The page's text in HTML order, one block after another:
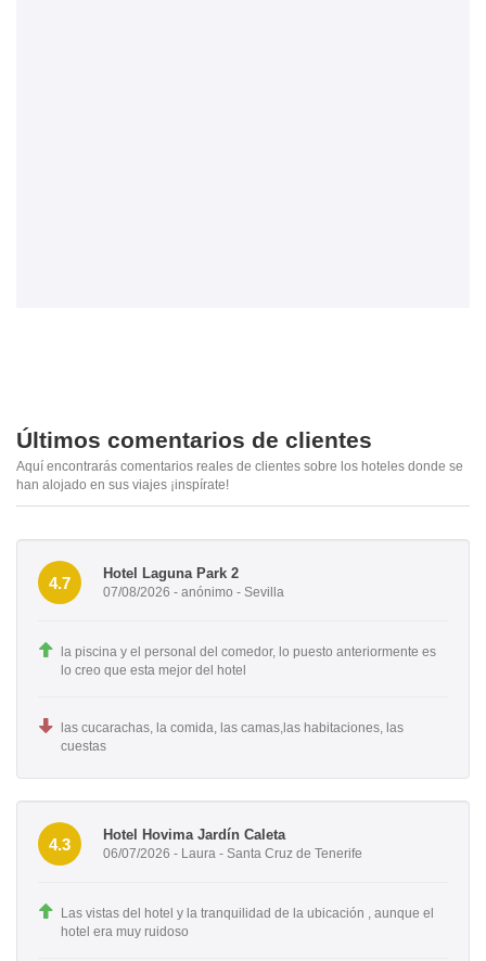
Últimos comentarios de clientes
Aquí encontrarás comentarios reales de clientes sobre los hoteles donde se
han alojado en sus viajes ¡inspírate!
4.7
Hotel Laguna Park 2
07/08/2026 - anónimo - Sevilla
la piscina y el personal del comedor, lo puesto anteriormente es
lo creo que esta mejor del hotel
las cucarachas, la comida, las camas,las habitaciones, las
cuestas
4.3
Hotel Hovima Jardín Caleta
06/07/2026 - Laura - Santa Cruz de Tenerife
Las vistas del hotel y la tranquilidad de la ubicación , aunque el
hotel era muy ruidoso